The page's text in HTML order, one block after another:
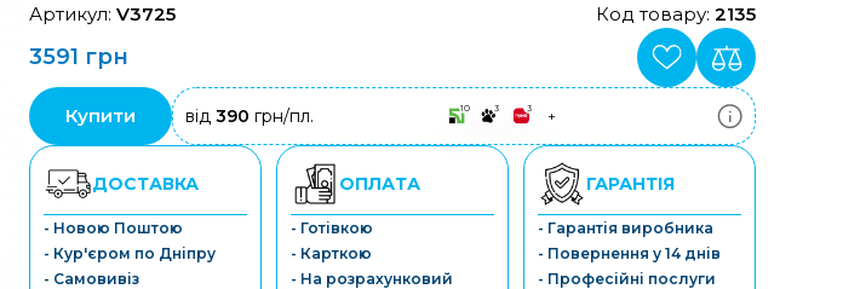
Артикул: V3725 Код товару: 2135
3591 грн
Купити від 390 грн/пл. 10 3 3 +
3-10 платежів, кредит 0.01%
Монобанк
3-7 платежів, кредит 0.01%
ПУМБ
3-10 платежів, кредит 0.01%
3-10 платежів, кредит 0.01%
ДОСТАВКА
- Новою Поштою
- Кур'єром по Дніпру
- Самовивіз
ОПЛАТА
- Готівкою
- Карткою
- На розрахунковий
ГАРАНТІЯ
- Гарантія виробника
- Повернення у 14 днів
- Професійні послуги